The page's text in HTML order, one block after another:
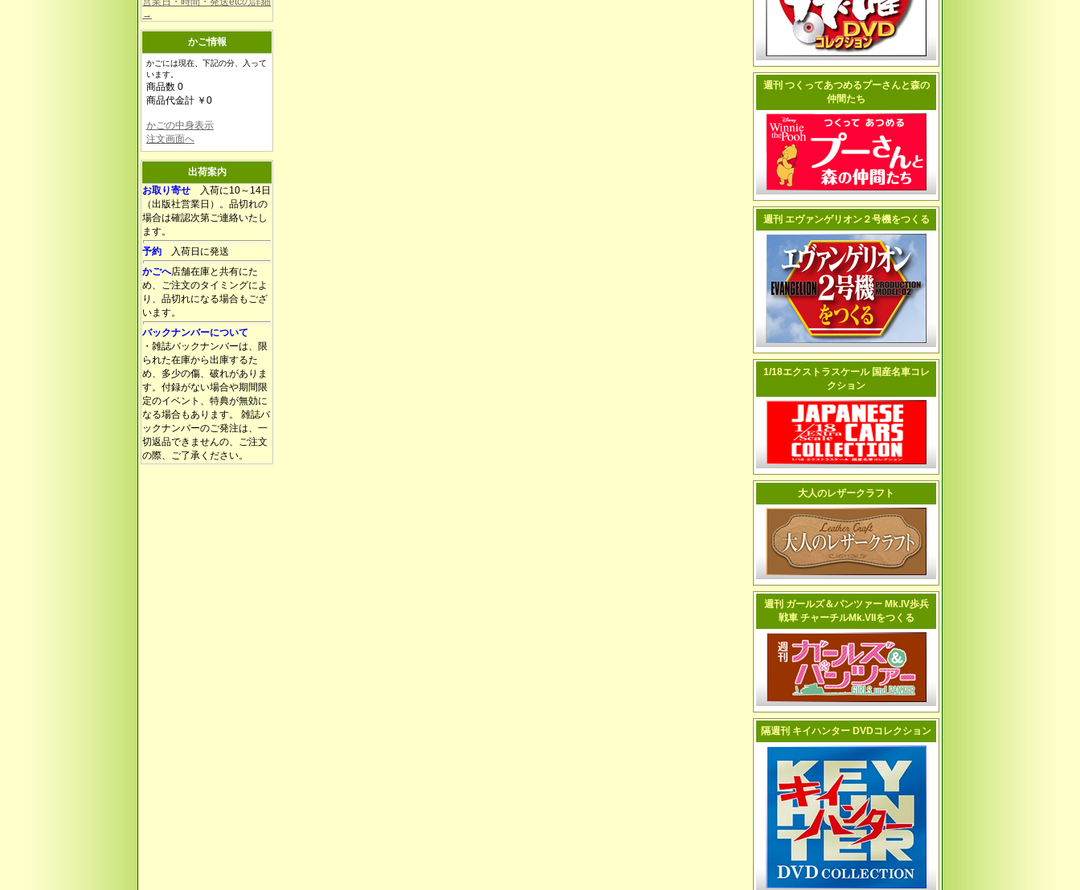
→
かご情報
かごには現在、下記の分、入って
います。
商品数 0
商品代金計 ￥0
かごの中身表示
注文画面へ
出荷案内
お取り寄せ 入荷に10～14日
（出版社営業日）。品切れの
場合は確認次第ご連絡いたし
ます。
予約 入荷日に発送
かごへ店舗在庫と共有にた
め、ご注文のタイミングによ
り、品切れになる場合もござ
います。
バックナンバーについて
・雑誌バックナンバーは、限
られた在庫から出庫するた
め、多少の傷、破れがありま
す。付録がない場合や期間限
定のイベント、特典が無効に
なる場合もあります。 雑誌バ
ックナンバーのご発注は、一
切返品できませんの、ご注文
の際、ご了承ください。
週刊 つくってあつめるプーさんと森の
仲間たち
週刊 エヴァンゲリオン２号機をつくる
1/18エクストラスケール 国産名車コレ
クション
大人のレザークラフト
週刊 ガールズ＆パンツァー Mk.IV歩兵
戦車 チャーチルMk.VIIをつくる
隔週刊 キイハンター DVDコレクション